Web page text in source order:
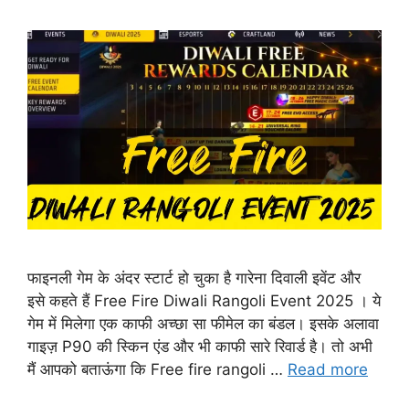
फाइनली गेम के अंदर स्टार्ट हो चुका है गारेना दिवाली इवेंट और
इसे कहते हैं Free Fire Diwali Rangoli Event 2025 । ये
गेम में मिलेगा एक काफी अच्छा सा फीमेल का बंडल। इसके अलावा
गाइज़ P90 की स्किन एंड और भी काफी सारे रिवार्ड है। तो अभी
मैं आपको बताऊंगा कि Free fire rangoli … Read more